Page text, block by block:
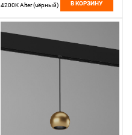
4200K Alter (чёрный)
В КОРЗИНУ